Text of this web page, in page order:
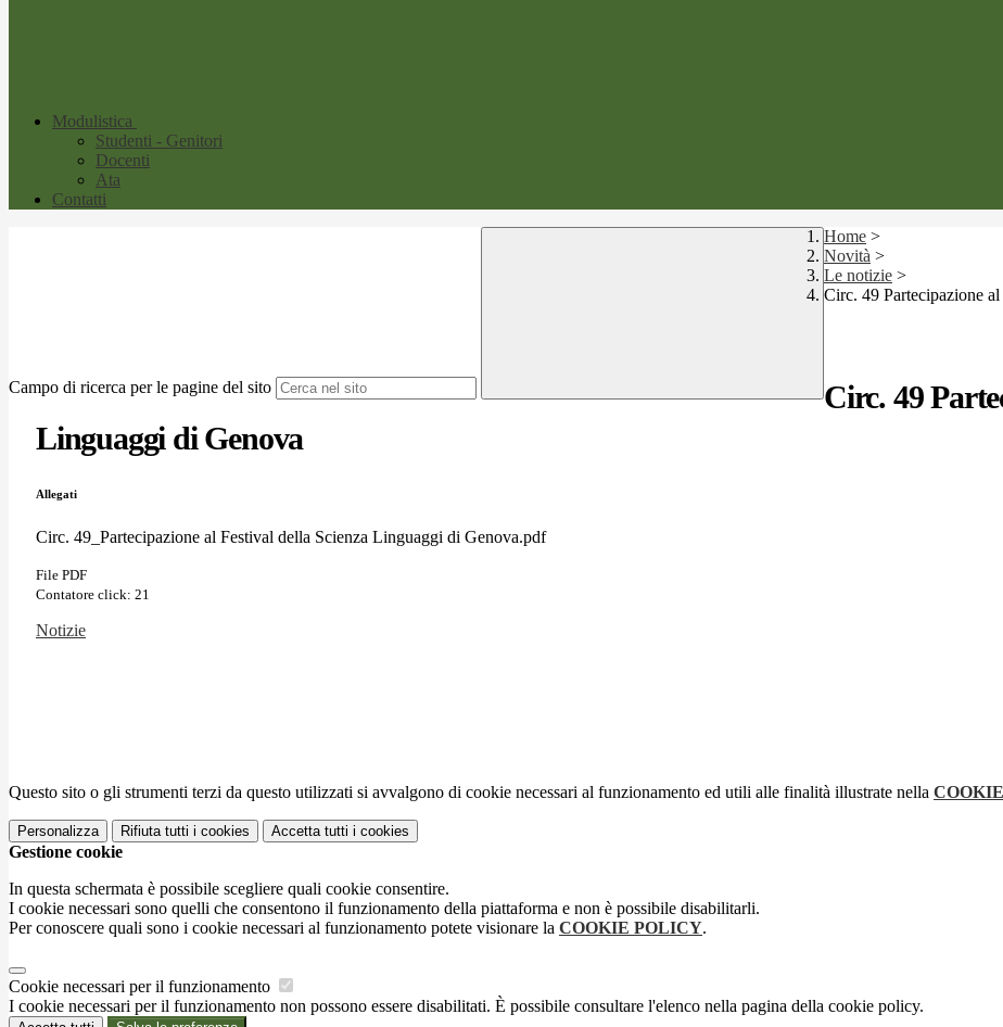
Modulistica
Studenti - Genitori
Docenti
Ata
Contatti
Campo di ricerca per le pagine del sito
Home >
Novità >
Le notizie >
Circ. 49 Partecipazione
Circ. 49
Linguaggi di Genova
Allegati
Circ. 49_Partecipazione al Festival della Scienza Linguaggi di Genova.pdf
File PDF
Contatore click: 21
Notizie
Questo sito o gli strumenti terzi da questo utilizzati si avvalgono di cookie necessari al funzionamento ed utili alle finalità illustrate nella
Personalizza Rifiuta tutti i cookies Accetta tutti i cookies
Gestione cookie
In questa schermata è possibile scegliere quali cookie consentire.
I cookie necessari sono quelli che consentono il funzionamento della piattaforma e non è possibile disabilitarli.
Per conoscere quali sono i cookie necessari al funzionamento potete visionare la COOKIE POLICY.
Cookie necessari per il funzionamento
I cookie necessari per il funzionamento non possono essere disabilitati. È possibile consultare l'elenco nella pagina della cookie policy.